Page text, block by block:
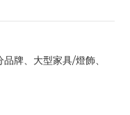
牌、大型家具/燈飾、